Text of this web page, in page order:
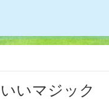
いマジック